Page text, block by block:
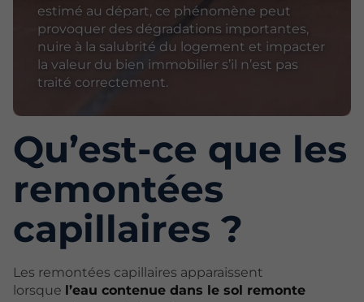
estimé au départ, ce phénomène peut
provoquer des dégradations importantes,
nuire à la salubrité du logement et impacter
la valeur du bien immobilier s’il n’est pas
traité correctement.
Qu’est-ce que les
remontées
capillaires ?
Les remontées capillaires apparaissent
lorsque l’eau contenue dans le sol remonte